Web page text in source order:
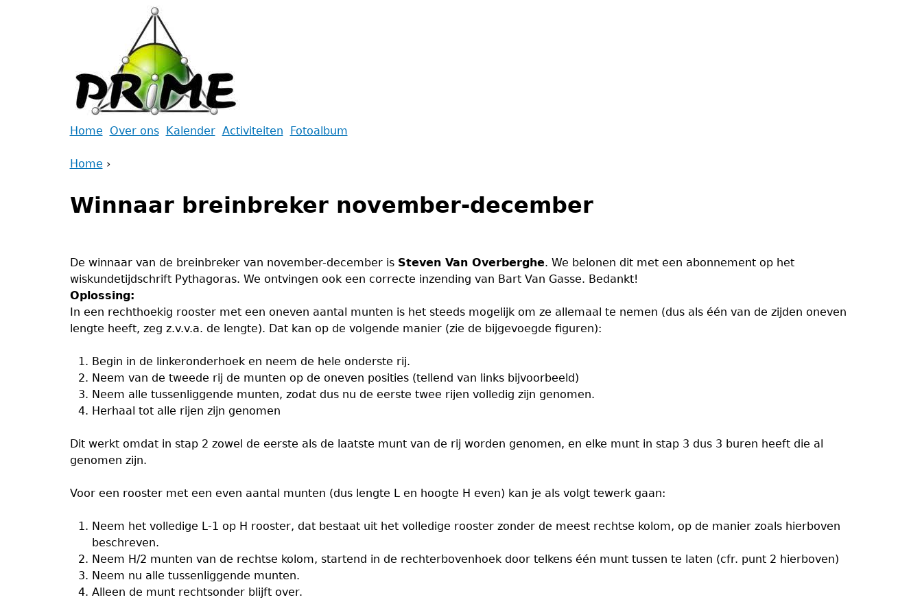
are
Home ›
to
top
Winnaar breinbreker november-december
De winnaar van de breinbreker van november-december is Steven Van Overberghe. We belonen dit met een abonnement op het
wiskundetijdschrift Pythagoras. We ontvingen ook een correcte inzending van Bart Van Gasse. Bedankt!
Oplossing:
In een rechthoekig rooster met een oneven aantal munten is het steeds mogelijk om ze allemaal te nemen (dus als één van de zijden oneven
lengte heeft, zeg z.v.v.a. de lengte). Dat kan op de volgende manier (zie de bijgevoegde figuren):
Begin in de linkeronderhoek en neem de hele onderste rij.
Neem van de tweede rij de munten op de oneven posities (tellend van links bijvoorbeeld)
Neem alle tussenliggende munten, zodat dus nu de eerste twee rijen volledig zijn genomen.
Herhaal tot alle rijen zijn genomen
Dit werkt omdat in stap 2 zowel de eerste als de laatste munt van de rij worden genomen, en elke munt in stap 3 dus 3 buren heeft die al
genomen zijn.
Voor een rooster met een even aantal munten (dus lengte L en hoogte H even) kan je als volgt tewerk gaan:
Neem het volledige L-1 op H rooster, dat bestaat uit het volledige rooster zonder de meest rechtse kolom, op de manier zoals hierboven
beschreven.
Neem H/2 munten van de rechtse kolom, startend in de rechterbovenhoek door telkens één munt tussen te laten (cfr. punt 2 hierboven)
Neem nu alle tussenliggende munten.
Alleen de munt rechtsonder blijft over.
Back
top
Home Over ons Kalender Activiteiten Fotoalbum